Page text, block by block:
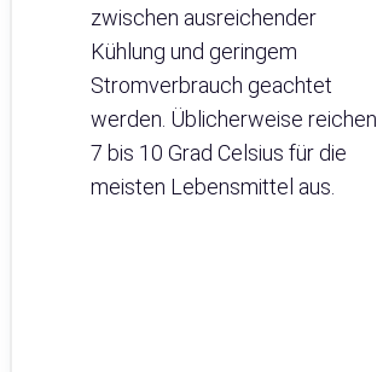
zwischen ausreichender
Kühlung und geringem
Stromverbrauch geachtet
werden. Üblicherweise reichen
7 bis 10 Grad Celsius für die
meisten Lebensmittel aus.